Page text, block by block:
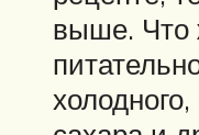
выше. Что